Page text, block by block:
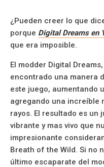
¿Pueden creer lo que
porque Digital Dreams en
que era imposible.
El modder Digital
encontrado una manera
este juego, aumentando
agregando una increíble
rayos. El resultado es un
vibrante y mas vivo que
impresionante
Breath of the Wild. Si no
último escaparate del